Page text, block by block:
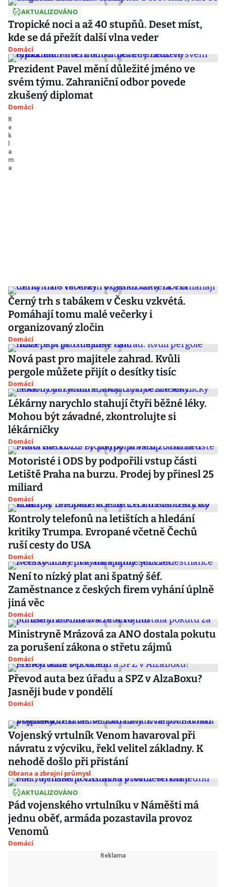
AKTUALIZOVÁNO
Tropické noci a až 40 stupňů. Deset míst,
kde se dá přežít další vlna veder
Domácí
Prezident Pavel mění důležité jméno ve
svém týmu. Zahraniční odbor povede
zkušený diplomat
Domácí
Černý trh s tabákem v Česku vzkvétá.
Pomáhají tomu malé večerky i
organizovaný zločin
Domácí
Nová past pro majitele zahrad. Kvůli
pergole můžete přijít o desítky tisíc
Domácí
Lékárny narychlo stahují čtyři běžné léky.
Mohou být závadné, zkontrolujte si
lékárničky
Domácí
Motoristé i ODS by podpořili vstup části
Letiště Praha na burzu. Prodej by přinesl 25
miliard
Domácí
Kontroly telefonů na letištích a hledání
kritiky Trumpa. Evropané včetně Čechů
ruší cesty do USA
Domácí
Není to nízký plat ani špatný šéf.
Zaměstnance z českých firem vyhání úplně
jiná věc
Domácí
Ministryně Mrázová za ANO dostala pokutu
za porušení zákona o střetu zájmů
Domácí
Převod auta bez úřadu a SPZ v AlzaBoxu?
Jasněji bude v pondělí
Domácí
Vojenský vrtulník Venom havaroval při
návratu z výcviku, řekl velitel základny. K
nehodě došlo při přistání
Obrana a zbrojní průmysl
AKTUALIZOVÁNO
Pád vojenského vrtulníku v Náměšti má
jednu oběť, armáda pozastavila provoz
Venomů
Domácí